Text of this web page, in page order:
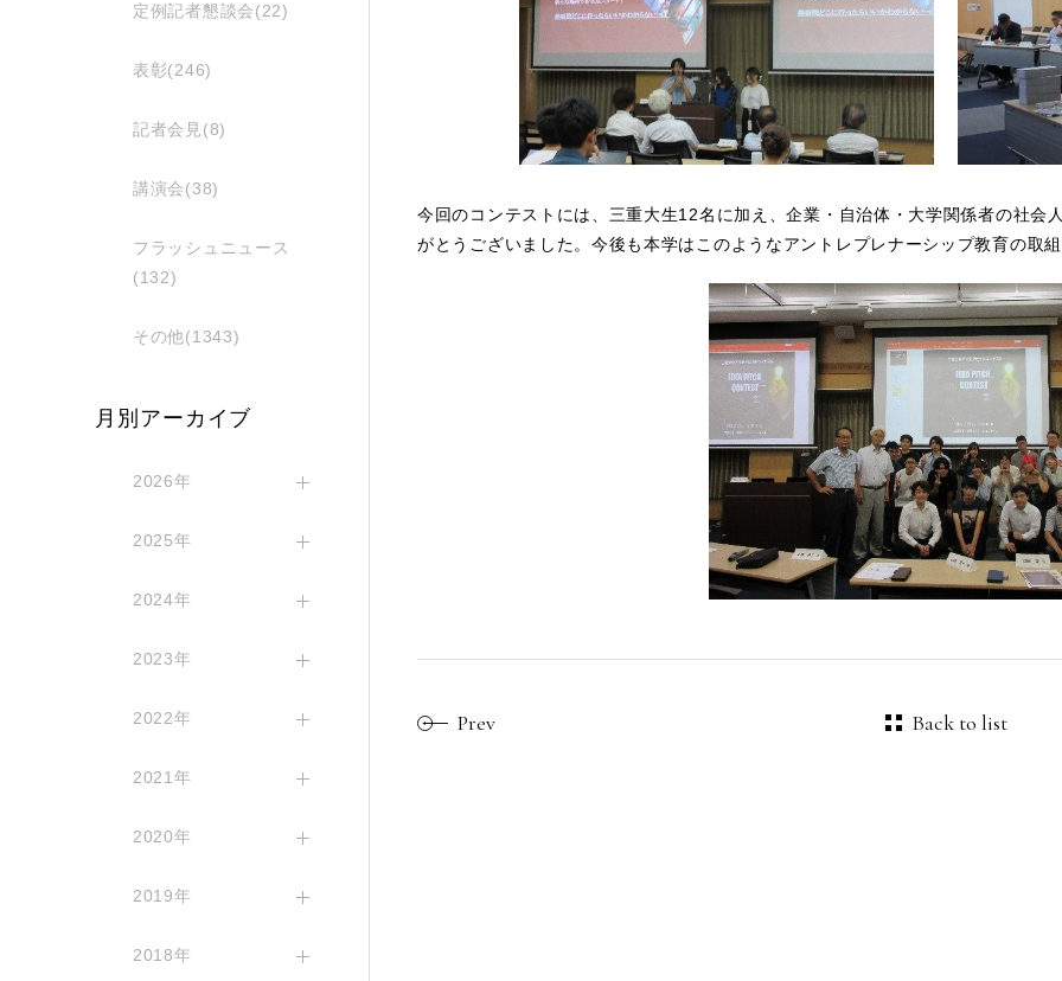
今回のコンテストには、三重大生12名に加え、企業・自治体・大学関係者の社会
がとうございました。今後も本学はこのようなアントレプレナーシップ教育の取
Prev Back to list
定例記者懇談会(22)
表彰(246)
記者会見(8)
講演会(38)
フラッシュニュース
(132)
その他(1343)
月別アーカイブ
2026年
2025年
2024年
2023年
2022年
2021年
2020年
2019年
2018年